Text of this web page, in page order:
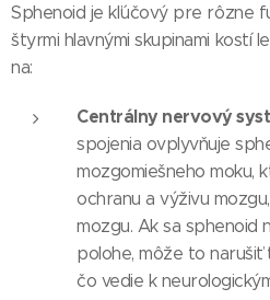
Sphenoid je kľúčový pre rôzne
štyrmi hlavnými skupinami kostí
na:
Centrálny nervový
spojenia ovplyvňuje
mozgomiešneho moku,
ochranu a výživu
mozgu. Ak sa sphenoid
polohe, môže to narušiť
čo vedie k